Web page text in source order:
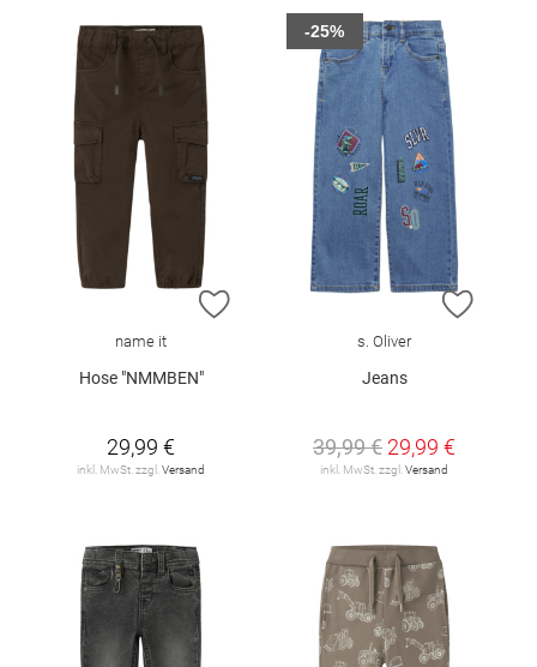
ZUR WUNSCHLISTE HINZUFÜGEN
name it
Hose "NMMBEN"
29,99 €
inkl. MwSt. zzgl. Versand
ZUR
s. Oliver
Jeans
39,99 € 29,99 €
inkl. MwSt. zzgl. Versand
-25%